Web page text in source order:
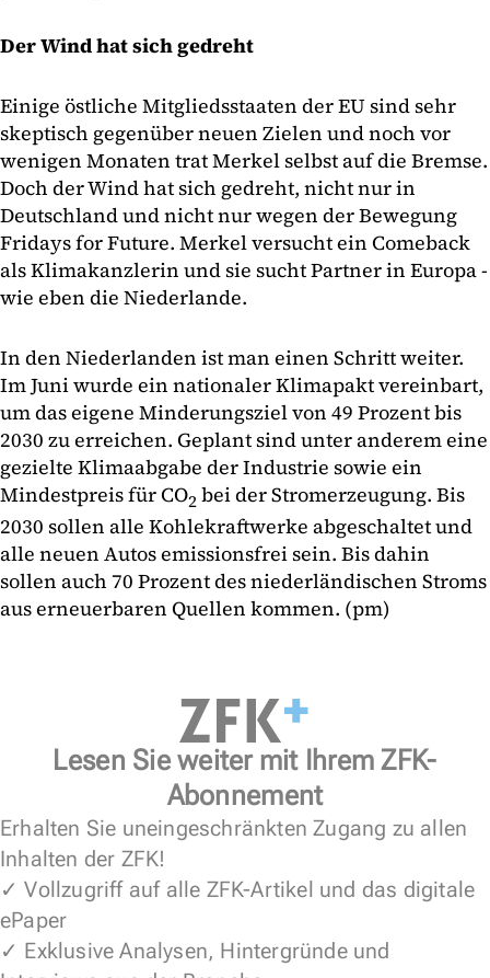
Der Wind hat sich gedreht
Einige östliche Mitgliedsstaaten der EU sind sehr
skeptisch gegenüber neuen Zielen und noch vor
wenigen Monaten trat Merkel selbst auf die Bremse.
Doch der Wind hat sich gedreht, nicht nur in
Deutschland und nicht nur wegen der Bewegung
Fridays for Future. Merkel versucht ein Comeback
als Klimakanzlerin und sie sucht Partner in Europa -
wie eben die Niederlande.
In den Niederlanden ist man einen Schritt weiter.
Im Juni wurde ein nationaler Klimapakt vereinbart,
um das eigene Minderungsziel von 49 Prozent bis
2030 zu erreichen. Geplant sind unter anderem eine
gezielte Klimaabgabe der Industrie sowie ein
Mindestpreis für CO2bei der Stromerzeugung. Bis
2030 sollen alle Kohlekraftwerke abgeschaltet und
alle neuen Autos emissionsfrei sein. Bis dahin
sollen auch 70 Prozent des niederländischen Stroms
aus erneuerbaren Quellen kommen. (pm)
Lesen Sie weiter mit Ihrem ZFK-
Abonnement
Erhalten Sie uneingeschränkten Zugang zu allen
Inhalten der ZFK!
✓ Vollzugriff auf alle ZFK-Artikel und das digitale
ePaper
✓ Exklusive Analysen, Hintergründe und